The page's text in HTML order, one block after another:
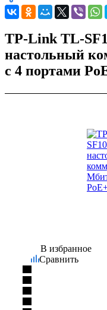
TP-Link TL-
настольный
с 4 портами
В избранное
Сравнить